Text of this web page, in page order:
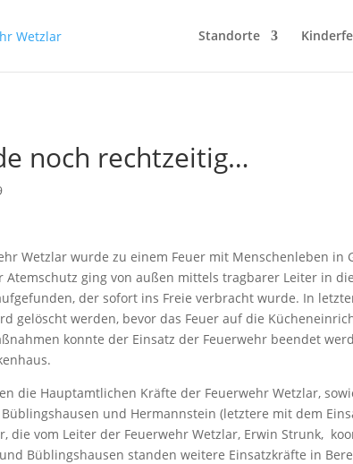
Standorte
noch rechtzeitig…
Wetzlar wurde zu einem Feuer mit Menschenleben
Atemschutz ging von außen mittels tragbarer Leiter in
der sofort ins Freie verbracht wurde. In
gelöscht werden, bevor das Feuer auf die
konnte der Einsatz der Feuerwehr beendet
die Hauptamtlichen Kräfte der Feuerwehr Wetzlar,
und Hermannstein (letztere mit dem
die vom Leiter der Feuerwehr Wetzlar, Erwin Strunk,
Büblingshausen standen weitere Einsatzkräfte in